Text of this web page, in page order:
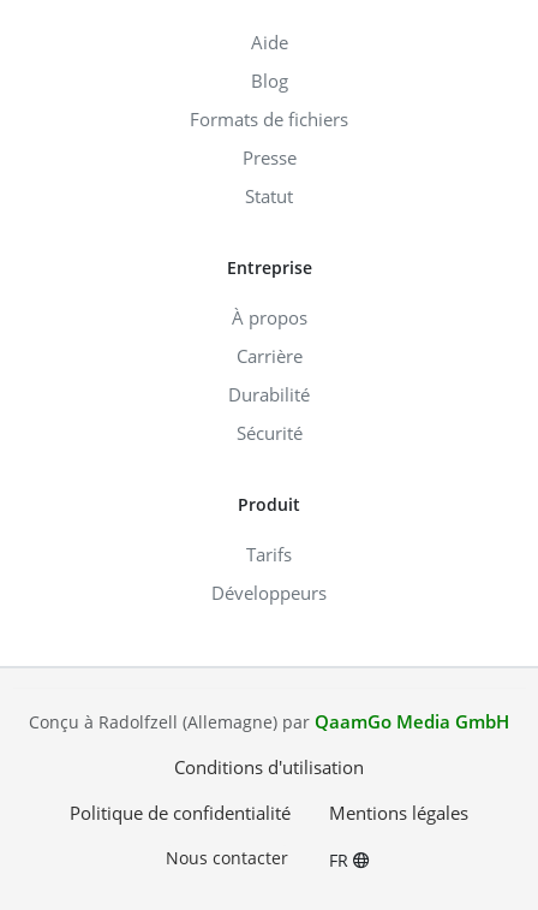
Aide
Blog
Formats de fichiers
Presse
Statut
Entreprise
À propos
Carrière
Durabilité
Sécurité
Produit
Tarifs
Développeurs
Conçu à Radolfzell (Allemagne) par QaamGo Media GmbH
Conditions d'utilisation
Politique de confidentialité
Mentions légales
Nous contacter FR